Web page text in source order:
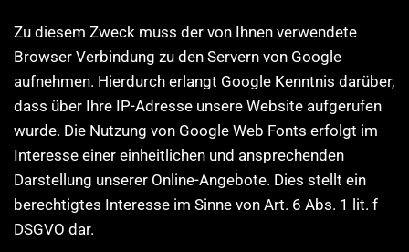
Zu diesem Zweck muss der von Ihnen verwendete
Browser Verbindung zu den Servern von Google
aufnehmen. Hierdurch erlangt Google Kenntnis darüber,
dass über Ihre IP-Adresse unsere Website aufgerufen
wurde. Die Nutzung von Google Web Fonts erfolgt im
Interesse einer einheitlichen und ansprechenden
Darstellung unserer Online-Angebote. Dies stellt ein
berechtigtes Interesse im Sinne von Art. 6 Abs. 1 lit. f
DSGVO dar.